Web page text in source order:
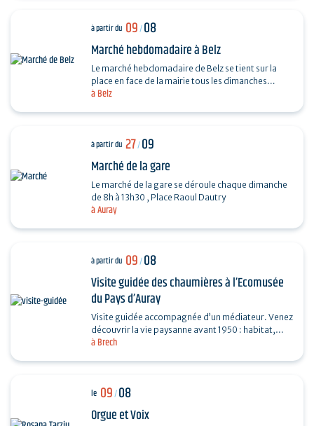
à Belz
à partir du 09/08
Marché hebdomadaire à Belz
Le marché hebdomadaire de Belz se tient sur la
place en face de la mairie tous les dimanches
matins, de 9h à 13h. Fromage, poulet, huitres,
à Auray
à partir du 27/09
Marché de la gare
Le marché de la gare se déroule chaque dimanche
de 8h à 13h30 , Place Raoul Dautry
à Brech
à partir du 09/08
Visite guidée des chaumières à l’Ecomusée
du Pays d’Auray
Visite guidée accompagnée d’un médiateur. Venez
découvrir la vie paysanne avant 1950 : habitat,
agriculture, paysage, savoir-faire… et enrichir…
le 09/08
Orgue et Voix